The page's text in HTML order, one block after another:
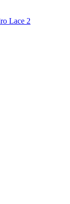
Lace 2